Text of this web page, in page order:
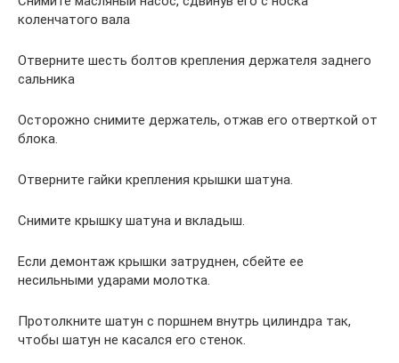
коленчатого вала
Отверните шесть болтов крепления держателя заднего
сальника
Осторожно снимите держатель, отжав его отверткой от
блока.
Отверните гайки крепления крышки шатуна.
Снимите крышку шатуна и вкладыш.
Если демонтаж крышки затруднен, сбейте ее
несильными ударами молотка.
Протолкните шатун с поршнем внутрь цилиндра так,
чтобы шатун не касался его стенок.